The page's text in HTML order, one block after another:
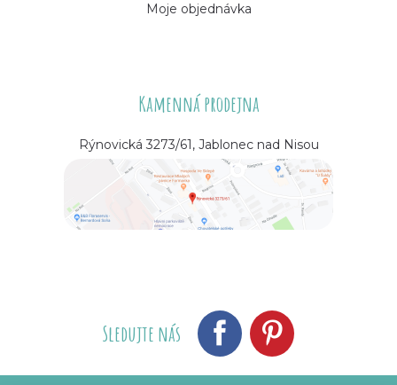
Moje objednávka
Kamenná prodejna
Rýnovická 3273/61, Jablonec nad Nisou
Sledujte nás